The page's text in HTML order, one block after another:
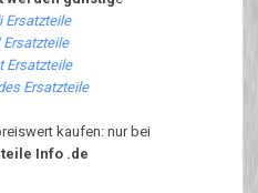
Ersatzteile
Ersatzteile
Ersatzteile
Ersatzteile
kaufen: nur bei
Info .de